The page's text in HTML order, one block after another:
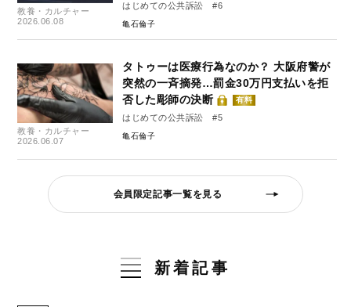
教養・カルチャー
2026.06.08
はじめての公共訴訟 #6
亀石倫子
教養・カルチャー
2026.06.07
タトゥーは医療行為なのか？ 大阪府警が
突然の一斉摘発…罰金30万円支払いを拒
否した彫師の決断
有料
はじめての公共訴訟 #5
亀石倫子
会員限定記事一覧を見る
新着記事